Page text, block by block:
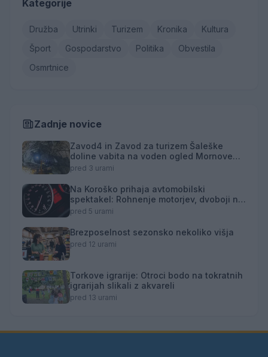
Kategorije
Družba Utrinki Turizem Kronika
Kultura
Šport
Gospodarstvo Politika
Obvestila
Osmrtnice
Zadnje novice
Zavod4 in Zavod za turizem Šaleške
doline vabita na voden ogled Mornove
zijalke
pred 3 urami
Na Koroško prihaja avtomobilski
spektakel: Rohnenje motorjev, dvoboji na
progah in atraktivni Car Meet
pred 5 urami
Brezposelnost sezonsko nekoliko višja
pred 12 urami
Torkove igrarije: Otroci bodo na tokratnih
igrarijah slikali z akvareli
pred 13 urami